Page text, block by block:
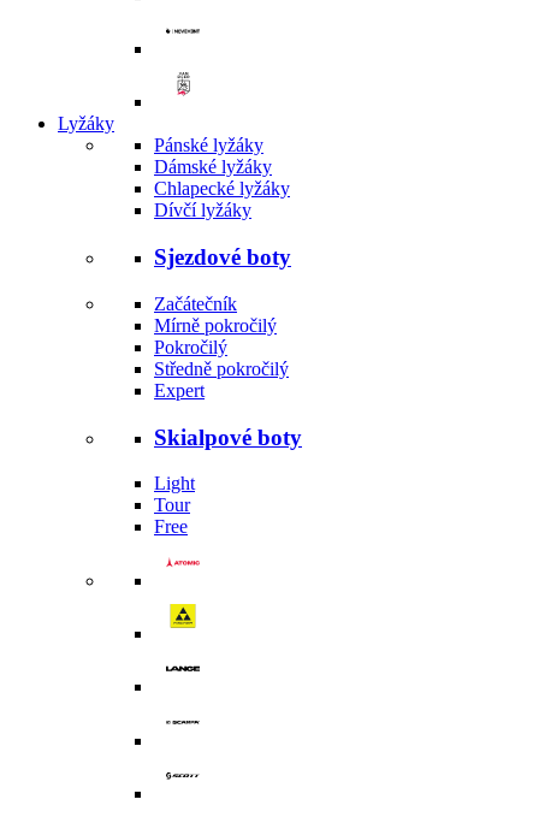
Lyžáky
Pánské lyžáky
Dámské lyžáky
Chlapecké lyžáky
Dívčí lyžáky
Sjezdové boty
Začátečník
Mírně pokročilý
Pokročilý
Středně pokročilý
Expert
Skialpové boty
Light
Tour
Free